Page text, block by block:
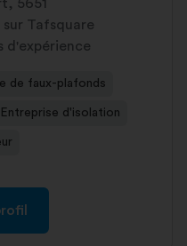
5651
sur Tafsquare
d'expérience
de faux-plafonds
Entreprise d'isolation